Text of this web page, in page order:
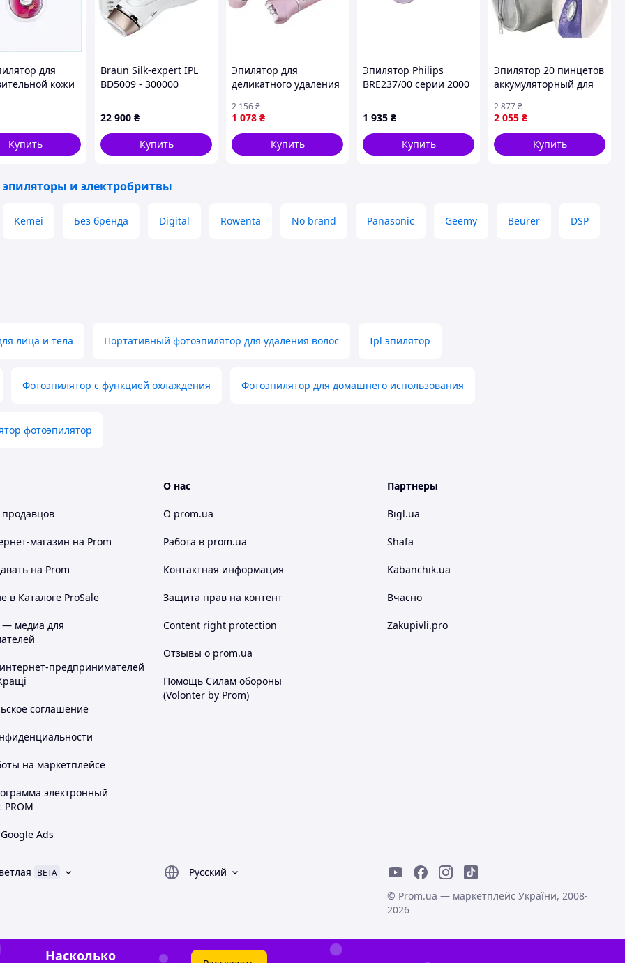
кожей, которое обеспечивает длительную
для
кожи
Купить
Braun Silk-expert IPL
BD5009 - 300000
22 900 ₴
Купить
Эпилятор для
деликатного удаления
многофункциональный
эпилятор с насадками,
FRC
1 078 ₴
2 156₴
Купить
Эпилятор Philips
BRE237/00 серии 2000
1 935 ₴
Купить
Эпилятор 20 пинцетов
аккумуляторный для
розовый AEG PS-9769
2 055 ₴
2 877₴
Купить
и электробритвы
Kemei Без бренда Digital Rowenta No brand Panasonic Geemy Beurer DSP
лица и тела Портативный фотоэпилятор для удаления волос Ipl эпилятор
Фотоэпилятор с функцией охлаждения Фотоэпилятор для домашнего использования
фотоэпилятор
магазин на Prom
на Prom
в Каталоге ProSale
— медиа для
предпринимателей
соглашение
на маркетплейсе
электронный
PROM
Ads
О нас
О prom.ua
Работа в prom.ua
Контактная информация
Защита прав на контент
Content right protection
Отзывы о prom.ua
Помощь Силам обороны
(Volonter by Prom)
Партнеры
Bigl.ua
Shafa
Kabanchik.ua
Вчасно
Zakupivli.pro
BETA
Русский
© Prom.ua — маркетплейс України, 2008-
2026
Насколько